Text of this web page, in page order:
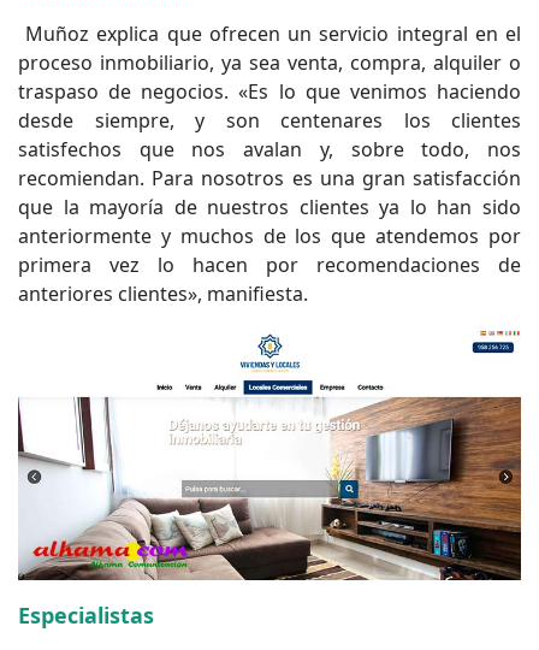
Muñoz explica que ofrecen un servicio integral en el
proceso inmobiliario, ya sea venta, compra, alquiler o
traspaso de negocios. «Es lo que venimos haciendo
desde siempre, y son centenares los clientes
satisfechos que nos avalan y, sobre todo, nos
recomiendan. Para nosotros es una gran satisfacción
que la mayoría de nuestros clientes ya lo han sido
anteriormente y muchos de los que atendemos por
primera vez lo hacen por recomendaciones de
anteriores clientes», manifiesta.
Especialistas